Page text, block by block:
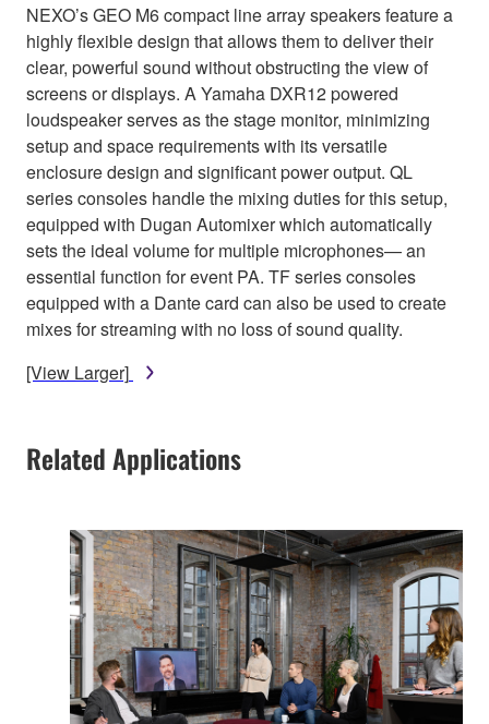
NEXO’s GEO M6 compact line array speakers feature a
highly flexible design that allows them to deliver their
clear, powerful sound without obstructing the view of
screens or displays. A Yamaha DXR12 powered
loudspeaker serves as the stage monitor, minimizing
setup and space requirements with its versatile
enclosure design and significant power output. QL
series consoles handle the mixing duties for this setup,
equipped with Dugan Automixer which automatically
sets the ideal volume for multiple microphones— an
essential function for event PA. TF series consoles
equipped with a Dante card can also be used to create
mixes for streaming with no loss of sound quality.
[View Larger]
Related Applications